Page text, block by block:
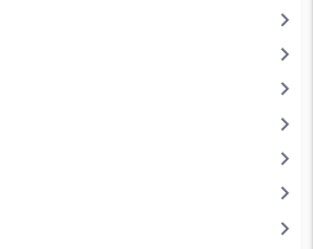
chevron_right
chevron_right
chevron_right
chevron_right
chevron_right
chevron_right
chevron_right